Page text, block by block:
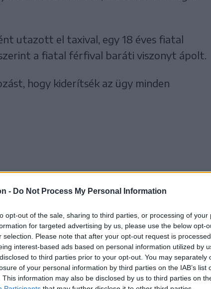
- Do Not Process My Personal Information
opt-out of the sale, sharing to third parties, or processing of your
for targeted advertising by us, please use the below opt-
selection. Please note that after your opt-out request is
interest-based ads based on personal information utilized by
to third parties prior to your opt-out. You may separately
of your personal information by third parties on the IAB’s list
This information may also be disclosed by us to third parties on
utazott el taxival, egy 18 éves fiatal
a fiatal férfival baráti viszonyt ápolt.
hogy kiderítsék az ügy minden